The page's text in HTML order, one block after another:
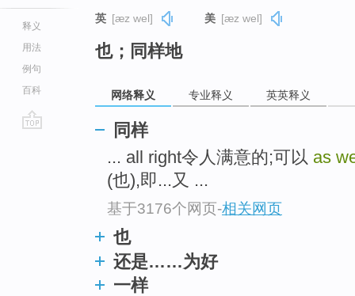
释义
用法
例句
百科
英 [æz wel] 美 [æz wel]
也；同样地
网络释义 专业释义 英英释义
同样
... all right令人满意的;可以 as
(也),即...又 ...
基于3176个网页-相关网页
也
还是……为好
一样